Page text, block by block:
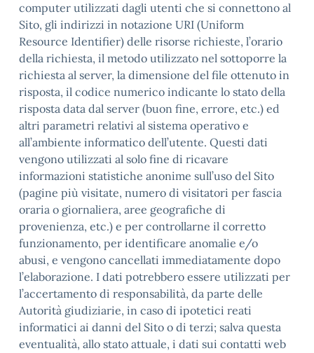
computer utilizzati dagli utenti che si connettono al
Sito, gli indirizzi in notazione URI (Uniform
Resource Identifier) delle risorse richieste, l’orario
della richiesta, il metodo utilizzato nel sottoporre la
richiesta al server, la dimensione del file ottenuto in
risposta, il codice numerico indicante lo stato della
risposta data dal server (buon fine, errore, etc.) ed
altri parametri relativi al sistema operativo e
all’ambiente informatico dell’utente. Questi dati
vengono utilizzati al solo fine di ricavare
informazioni statistiche anonime sull’uso del Sito
(pagine più visitate, numero di visitatori per fascia
oraria o giornaliera, aree geografiche di
provenienza, etc.) e per controllarne il corretto
funzionamento, per identificare anomalie e/o
abusi, e vengono cancellati immediatamente dopo
l’elaborazione. I dati potrebbero essere utilizzati per
l’accertamento di responsabilità, da parte delle
Autorità giudiziarie, in caso di ipotetici reati
informatici ai danni del Sito o di terzi; salva questa
eventualità, allo stato attuale, i dati sui contatti web